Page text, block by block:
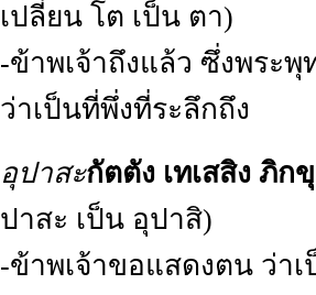
เปลี่ยน โต เป็น ตา)
-ข้าพเจ้าถึงแล้ว ซึ่งพระพุ
ว่าเป็นที่พึ่งที่ระลึกถึง
อุปาสะกัตตัง เทเสสิง ภิ
ปาสะ เป็น อุปาสิ)
-ข้าพเจ้าขอแสดงตน ว่า